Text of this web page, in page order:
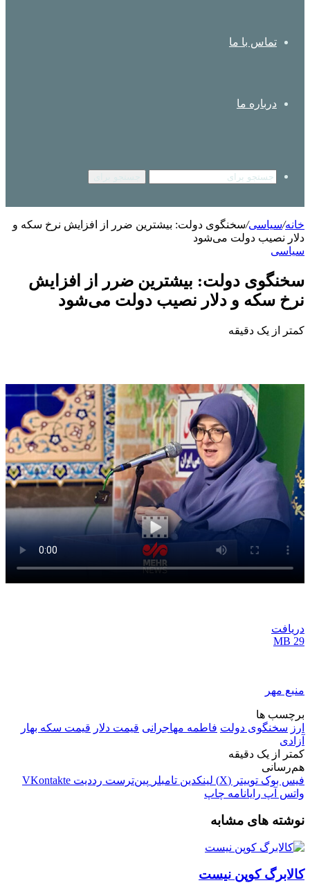
تماس با ما
درباره ما
خانه/سیاسی/سخنگوی دولت: بیشترین ضرر از افزایش نرخ سکه و
دلار نصیب دولت می‌شود
سیاسی
سخنگوی دولت: بیشترین ضرر از افزایش
نرخ سکه و دلار نصیب دولت می‌شود
کمتر از یک دقیقه
دریافت
29 MB
منبع مهر
برچسب ها
ارز سخنگوی دولت فاطمه مهاجرانی قیمت دلار قیمت سکه بهار
آزادی
کمتر از یک دقیقه
هم‌رسانی
فیس بوک توییتر (X) لینکدین ‫تامبلر ‫پین‌ترست ‫رددیت ‫VKontakte
واتس آپ رایانامه چاپ
نوشته های مشابه
کالابرگ کوپن نیست